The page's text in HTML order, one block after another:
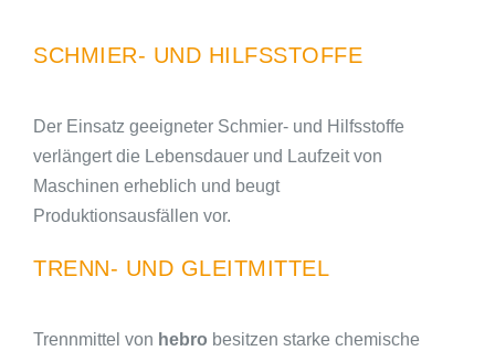
SCHMIER- UND HILFSSTOFFE
Der Einsatz geeigneter Schmier- und Hilfsstoffe
verlängert die Lebensdauer und Laufzeit von
Maschinen erheblich und beugt
Produktionsausfällen vor.
TRENN- UND GLEITMITTEL
Trennmittel von hebro besitzen starke chemische